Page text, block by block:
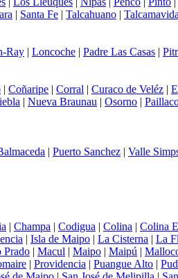
| Santa Fe | Talcahuano | Talcamavida
Ray | Loncoche | Padre Las Casas |
| Coñaripe | Corral | Curaco de Veléz |
| Nueva Braunau | Osorno |
| Puerto Sanchez | Valle
| Champa | Codigua | Colina | Colina
| Isla de Maipo | La Cisterna | La
Prado | Macul | Maipo | Maipú |
| Providencia | Puangue Alto |